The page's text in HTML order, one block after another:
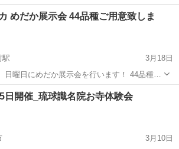
方で、業 務 連 絡をコマメにとれる方を希
駅 その他 時間帯
めだか展示会 44品種ご用意致しま
駅
3月18日
日曜日にめだか展示会を行います！ 44品種を
から高級個体まで多数ございますのでお待ち
しております(*^^*) 場所 糸満市字座波300-1 時間 11時〜17時 出品...
前駅 その他 メダカ
日開催_琉球識名院お寺体験会
3月10日